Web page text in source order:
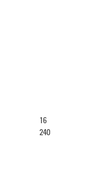
16
240